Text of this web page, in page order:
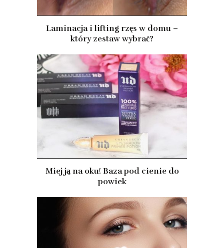
Laminacja i lifting rzęs w domu –
który zestaw wybrać?
Miej ją na oku! Baza pod cienie do
powiek